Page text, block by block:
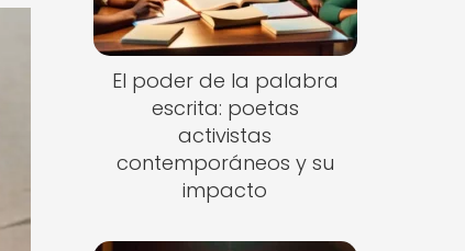
El poder de la palabra
escrita: poetas
activistas
contemporáneos y su
impacto